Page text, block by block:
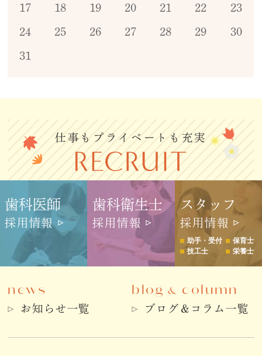
17 18 19 20 21 22 23
24 25 26 27 28 29 30
31
仕事もプライベートも充実
歯科医師
採用情報
歯科衛生士
採用情報
スタッフ
採用情報
助手・受付
保育士
技工士
栄養士
news
お知らせ一覧
blog& column
ブログ＆コラム一覧